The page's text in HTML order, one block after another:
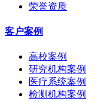
荣誉资质
客户案例
高校案例
研究机构案例
医疗系统案例
检测机构案例